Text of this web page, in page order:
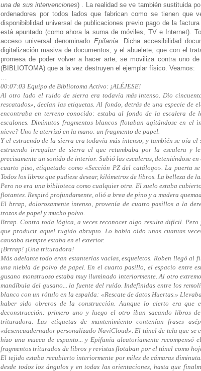
una de sus intervenciones) . La realidad se ve también sustituida
ordenadores por todos lados que fabrican como se tienen que
disponibiblidad universal de publicaciones previo pago de la
está apuntado (como ahora la suma de móviles, TV e Internet).
acceso universal denominado Epifanía.
Dicha accesibilidad
digitalización masiva de documentos, y el abuelete, que con el
promesa de poder volver a hacer arte, se moviliza contra uno
(BIBLIOTOMA) que a la vez destruyen el ejemplar físico. Veamos:
00:07:03 Equipo de Bibliotoma Activo: ¡ALÉJESE!
Al otro lado el ruido de sierra era todavía más intenso. Dio
rescatados», decían las etiquetas. Al fondo, detrás de una especie de
encontraba en terreno conocido: estaba al fondo de la escalera
escalones. Diminutos fragmentos blancos flotaban agitándose en
nieve? Uno le aterrizó en la mano: un fragmento de papel.
Y el estruendo de la sierra era todavía más intenso, y también se oía
estruendo irregular de sierra el que retumbaba por la escalera y
precisamente un sonido de interior. Subió las escaleras, deteniéndose
cuarto piso, etiquetado como «Sección PZ del catálogo». La puerta
Todos los libros que pudiese desear, kilómetros de libros. La belleza de
Pero no era una biblioteca como cualquier otra. El suelo estaba
flotantes. Respiró profundamente, olió a brea de pino y a madera
El brrap, dolorosamente intenso, provenía de cuatro pasillos a la
trozos de papel y mucho polvo.
Brrap. Contra toda lógica, a veces reconocer algo resulta difícil. Pero
que producir aquel rugido abrupto. Lo había oído unas cuantas
causaba siempre estaba en el exterior.
¡Brrrap! ¡Una trituradora!
Más adelante todo eran estanterías vacías, esqueletos. Roben llegó
una niebla de polvo de papel. En el cuarto pasillo, el espacio entre
gusano monstruoso estaba muy iluminado interiormente. Al otro
mandíbula del gusano... la fuente del ruido. Indefinidas entre los
blanco con un rótulo en la espalda: «Rescate de datos Huertas.»
haber sido obreros de la construcción. Aunque lo cierto era
deconstrucción: primero uno y luego el otro iban sacando libros
trituradora. Las etiquetas de mantenimiento contenían frases
«desencuadernador personalizado NaviCloud». El túnel de tela que se
hizo una mueca de espanto... y Epifanía aleatoriamente
fragmentos triturados de libros y revistas flotaban por el túnel como
El tejido estaba recubierto interiormente por miles de cámaras
desde todos los ángulos y en todas las orientaciones, hasta que